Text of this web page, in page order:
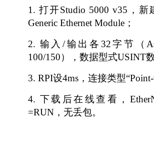
1. 打开Studio 5000 v35，新
Generic Ethernet Module；
2. 输入/输出各32字节（
100/150），数据型式USINT
3. RPI设4ms，连接类型“Point-
4. 下载后在线查看，
=RUN，无丢包。